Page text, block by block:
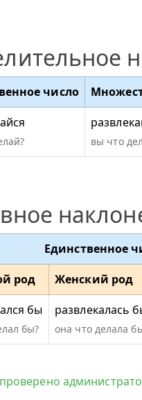
число
вы что
Единственное
род Женский род
бы
бы?
развлекалась
она что делала